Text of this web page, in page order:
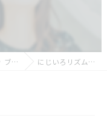
ブログ にじいろリズム9月の予定